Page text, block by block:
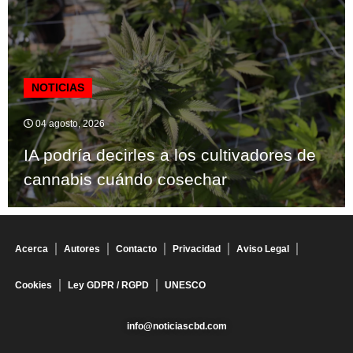
NOTICIAS
04 agosto, 2026
IA podría decirles a los cultivadores de
cannabis cuándo cosechar
Acerca Autores Contacto Privacidad Aviso Legal
Cookies Ley GDPR / RGPD UNESCO
info@noticiascbd.com